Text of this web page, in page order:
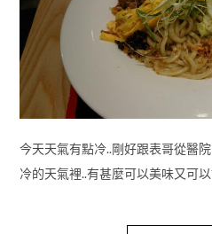
今天天氣有點冷..剛好跟表哥從醫
冷的天氣裡..有甚麼可以美味又可